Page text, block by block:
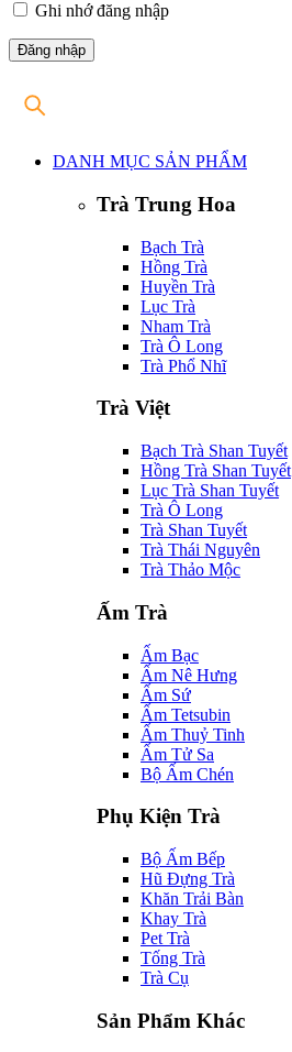
Ghi nhớ đăng nhập
DANH MỤC SẢN PHẨM
Trà Trung Hoa
Bạch Trà
Hồng Trà
Huyền Trà
Lục Trà
Nham Trà
Trà Ô Long
Trà Phổ Nhĩ
Trà Việt
Bạch Trà Shan Tuyết
Hồng Trà Shan Tuyết
Lục Trà Shan Tuyết
Trà Ô Long
Trà Shan Tuyết
Trà Thái Nguyên
Trà Thảo Mộc
Ấm Trà
Ấm Bạc
Ấm Nê Hưng
Ấm Sứ
Ấm Tetsubin
Ấm Thuỷ Tinh
Ấm Tử Sa
Bộ Ấm Chén
Phụ Kiện Trà
Bộ Ấm Bếp
Hũ Đựng Trà
Khăn Trải Bàn
Khay Trà
Pet Trà
Tống Trà
Trà Cụ
Sản Phẩm Khác